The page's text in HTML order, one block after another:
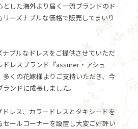
した海外より届く一流ブランドのド
ーズナブルな価格で販売してまいり
ナブルなドレスをご提供させていただ
ドレスブランド『assurer・アシュ
多くの花嫁様よりご支持いただき、今
ンドに成長しました。
ドレス、カラードレスとタキシードを
セールコーナーを設置し大変ご好評い